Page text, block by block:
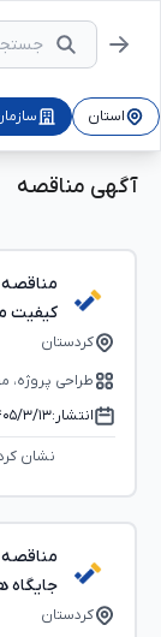
استان
آگهی مناقصه
کیفیت
کردستان
طراحی پروژه،
انتشار:۱۴۰۵/۳/
نشان
جایگاه
کردستان